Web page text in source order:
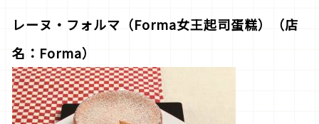
レーヌ・フォルマ（Forma女王起司蛋糕）（店
名：Forma）